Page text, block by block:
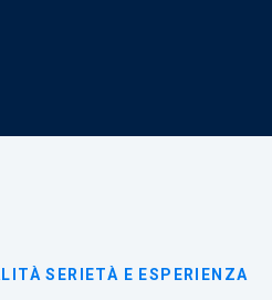
SERIETÀ E ESPERIENZA